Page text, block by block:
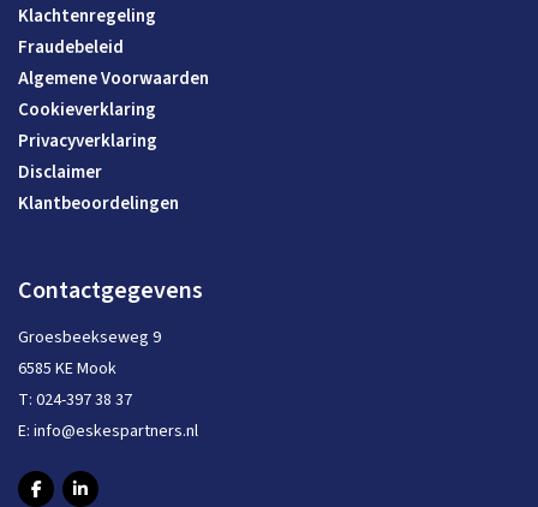
Klachtenregeling
Fraudebeleid
Algemene Voorwaarden
Cookieverklaring
Privacyverklaring
Disclaimer
Klantbeoordelingen
Contactgegevens
Groesbeekseweg 9
6585 KE Mook
T: 024-397 38 37
E: info@eskespartners.nl